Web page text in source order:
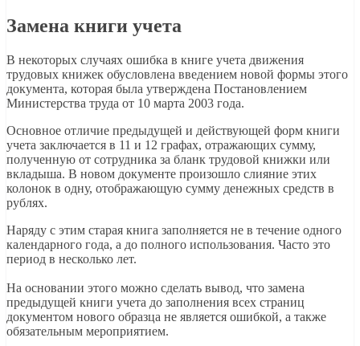
Замена книги учета
В некоторых случаях ошибка в книге учета движения
трудовых книжек обусловлена введением новой формы этого
документа, которая была утверждена Постановлением
Министерства труда от 10 марта 2003 года.
Основное отличие предыдущей и действующей форм книги
учета заключается в 11 и 12 графах, отражающих сумму,
полученную от сотрудника за бланк трудовой книжки или
вкладыша. В новом документе произошло слияние этих
колонок в одну, отображающую сумму денежных средств в
рублях.
Наряду с этим старая книга заполняется не в течение одного
календарного года, а до полного использования. Часто это
период в несколько лет.
На основании этого можно сделать вывод, что замена
предыдущей книги учета до заполнения всех страниц
документом нового образца не является ошибкой, а также
обязательным мероприятием.